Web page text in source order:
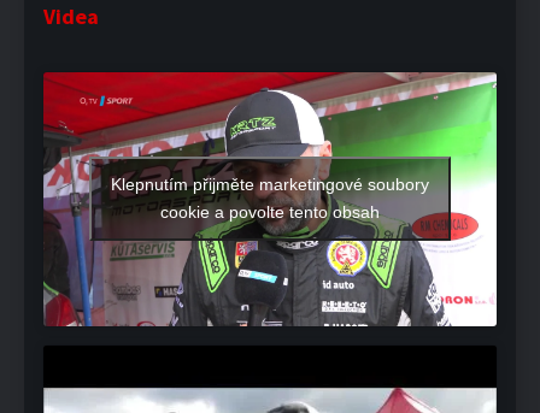
Videa
Klepnutím přijměte marketingové soubory
cookie a povolte tento obsah